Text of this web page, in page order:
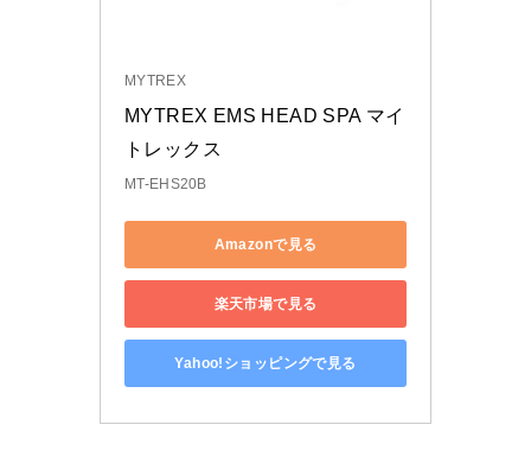
MYTREX
MYTREX EMS HEAD SPA マイ
トレックス
MT-EHS20B
Amazonで見る
楽天市場で見る
Yahoo!ショッピングで見る